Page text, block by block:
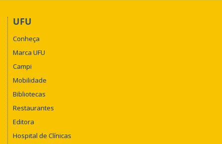
UFU
Conheça
Marca UFU
Campi
Mobilidade
Bibliotecas
Restaurantes
Editora
Hospital de Clínicas